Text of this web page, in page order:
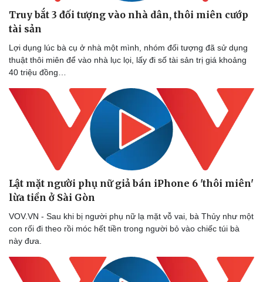
Truy bắt 3 đối tượng vào nhà dân, thôi miên cướp
tài sản
Lợi dụng lúc bà cụ ở nhà một mình, nhóm đối tượng đã sử dụng
thuật thôi miên để vào nhà lục lọi, lấy đi số tài sản trị giá khoảng
40 triệu đồng…
Lật mặt người phụ nữ giả bán iPhone 6 'thôi miên'
lừa tiền ở Sài Gòn
VOV.VN - Sau khi bị người phụ nữ lạ mặt vỗ vai, bà Thủy như một
con rối đi theo rồi móc hết tiền trong người bỏ vào chiếc túi bà
này đưa.